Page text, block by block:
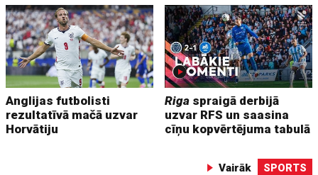
Anglijas futbolisti
rezultatīvā mačā uzvar
Horvātiju
Riga spraigā derbijā
uzvar RFS un saasina
cīņu kopvērtējuma tabulā
Vairāk SPORTS